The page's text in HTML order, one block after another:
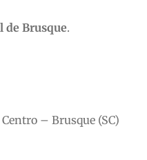
de Brusque.
– Brusque (SC)